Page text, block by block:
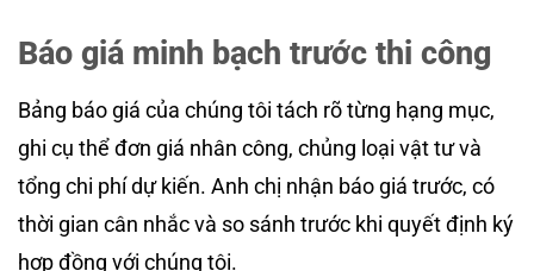
Báo giá minh bạch trước thi công
Bảng báo giá của chúng tôi tách rõ từng hạng mục,
ghi cụ thể đơn giá nhân công, chủng loại vật tư và
tổng chi phí dự kiến. Anh chị nhận báo giá trước, có
thời gian cân nhắc và so sánh trước khi quyết định ký
hợp đồng với chúng tôi.